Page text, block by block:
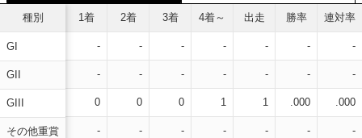
種別
GI
GII
GIII
その他重賞
1着 2着 3着 4着～ 出走 勝率 連対率
- - - - - - -
- - - - - - -
0 0 0 1 1 .000 .000
- - - - - - -